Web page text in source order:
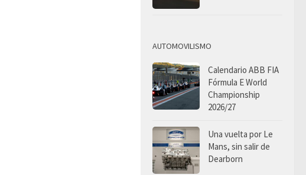
AUTOMOVILISMO
Calendario ABB FIA
Fórmula E World
Championship
2026/27
Una vuelta por Le
Mans, sin salir de
Dearborn